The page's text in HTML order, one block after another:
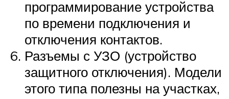
программирование устройства
по времени подключения и
отключения контактов.
Разъемы с УЗО (устройство
защитного отключения). Модели
этого типа полезны на участках,